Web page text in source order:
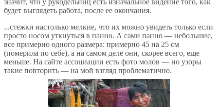
значит, что у рукодельниц есть изначальное видение того, как
будет выглядеть работа, после ее окончания.
...стежки настолько мелкие, что их можно увидеть только если
просто носом уткнуться в панно. А сами панно — небольшие,
все примерно одного размера: примерно 45 на 25 см
(померила по себе), а на самом деле они, скорее всего, еще
меньше. На сайте ассоциации есть фото молов — но узоры
такие повторить — на мой взгляд проблематично.